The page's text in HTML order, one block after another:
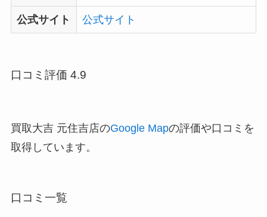
公式サイト 公式サイト
口コミ評価 4.9
買取大吉 元住吉店のGoogle Mapの評価や口コミを
取得しています。
口コミ一覧